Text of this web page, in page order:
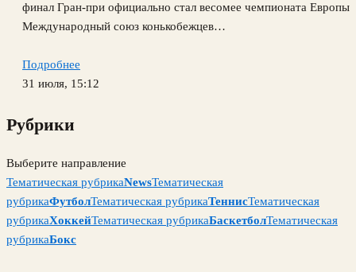
финал Гран-при официально стал весомее чемпионата Европы
Международный союз конькобежцев…
Подробнее
31 июля, 15:12
Рубрики
Выберите направление
Тематическая рубрикаNewsТематическая
рубрикаФутболТематическая рубрикаТеннисТематическая
рубрикаХоккейТематическая рубрикаБаскетболТематическая
рубрикаБокс